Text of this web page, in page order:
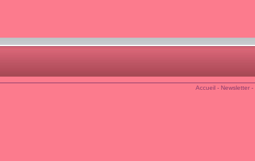
Accueil- Newsletter-